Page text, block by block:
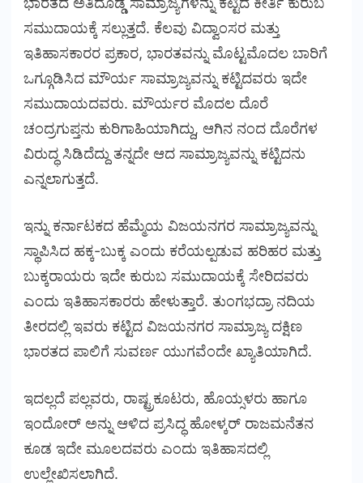
ಸಮುದಾಯಕ್ಕೆ ಸಲ್ಲುತ್ತದೆ. ಕೆಲವು ವಿದ್ವಾಂಸರ ಮತ್ತು
ಇತಿಹಾಸಕಾರರ ಪ್ರಕಾರ, ಭಾರತವನ್ನು ಮೊಟ್ಟಮೊದಲ ಬಾರಿಗೆ
ಒಗ್ಗೂಡಿಸಿದ ಮೌರ್ಯ ಸಾಮ್ರಾಜ್ಯವನ್ನು ಕಟ್ಟಿದವರು ಇದೇ
ಸಮುದಾಯದವರು. ಮೌರ್ಯರ ಮೊದಲ ದೊರೆ
ಚಂದ್ರಗುಪ್ತನು ಕುರಿಗಾಹಿಯಾಗಿದ್ದು, ಆಗಿನ ನಂದ ದೊರೆಗಳ
ವಿರುದ್ಧ ಸಿಡಿದೆದ್ದು ತನ್ನದೇ ಆದ ಸಾಮ್ರಾಜ್ಯವನ್ನು ಕಟ್ಟಿದನು
ಎನ್ನಲಾಗುತ್ತದೆ.
ಇನ್ನು ಕರ್ನಾಟಕದ ಹೆಮ್ಮೆಯ ವಿಜಯನಗರ ಸಾಮ್ರಾಜ್ಯವನ್ನು
ಸ್ಥಾಪಿಸಿದ ಹಕ್ಕ-ಬುಕ್ಕ ಎಂದು ಕರೆಯಲ್ಪಡುವ ಹರಿಹರ ಮತ್ತು
ಬುಕ್ಕರಾಯರು ಇದೇ ಕುರುಬ ಸಮುದಾಯಕ್ಕೆ ಸೇರಿದವರು
ಎಂದು ಇತಿಹಾಸಕಾರರು ಹೇಳುತ್ತಾರೆ. ತುಂಗಭದ್ರಾ ನದಿಯ
ತೀರದಲ್ಲಿ ಇವರು ಕಟ್ಟಿದ ವಿಜಯನಗರ ಸಾಮ್ರಾಜ್ಯ ದಕ್ಷಿಣ
ಭಾರತದ ಪಾಲಿಗೆ ಸುವರ್ಣ ಯುಗವೆಂದೇ ಖ್ಯಾತಿಯಾಗಿದೆ.
ಇದಲ್ಲದೆ ಪಲ್ಲವರು, ರಾಷ್ಟ್ರಕೂಟರು, ಹೊಯ್ಸಳರು ಹಾಗೂ
ಇಂದೋರ್ ಅನ್ನು ಆಳಿದ ಪ್ರಸಿದ್ಧ ಹೋಳ್ಕರ್ ರಾಜಮನೆತನ
ಕೂಡ ಇದೇ ಮೂಲದವರು ಎಂದು ಇತಿಹಾಸದಲ್ಲಿ
ಉಲ್ಲೇಖಿಸಲಾಗಿದೆ.